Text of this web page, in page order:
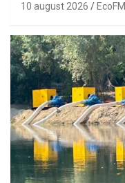
10 august 2026 EcoFM